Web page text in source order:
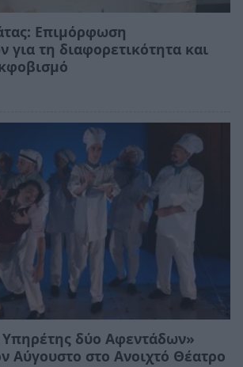
Επιμόρφωση
για τη διαφορετικότητα και
δύο Αφεντάδων»
Αύγουστο στο Ανοιχτό Θέατρο